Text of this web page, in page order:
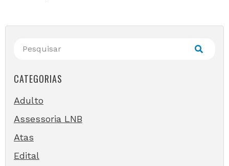
CATEGORIAS
Adulto
Assessoria LNB
Atas
Edital